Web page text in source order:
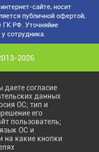
сайте, носит
публичной офертой,
ГК РФ. Уточняйие
сотрудника.
2026
согласие
данных
ОС; тип и
его
пользователь;
ОС и
на какие кнопки